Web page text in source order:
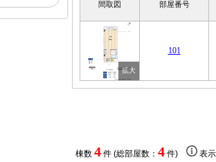
間取図 部屋番号
101
棟数 4 件 (総部屋数： 4 件) 表